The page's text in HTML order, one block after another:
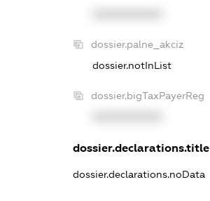
dossier.palne_akciz
dossier.notInList
dossier.bigTaxPayerReg
dossier.declarations.title
dossier.declarations.noData